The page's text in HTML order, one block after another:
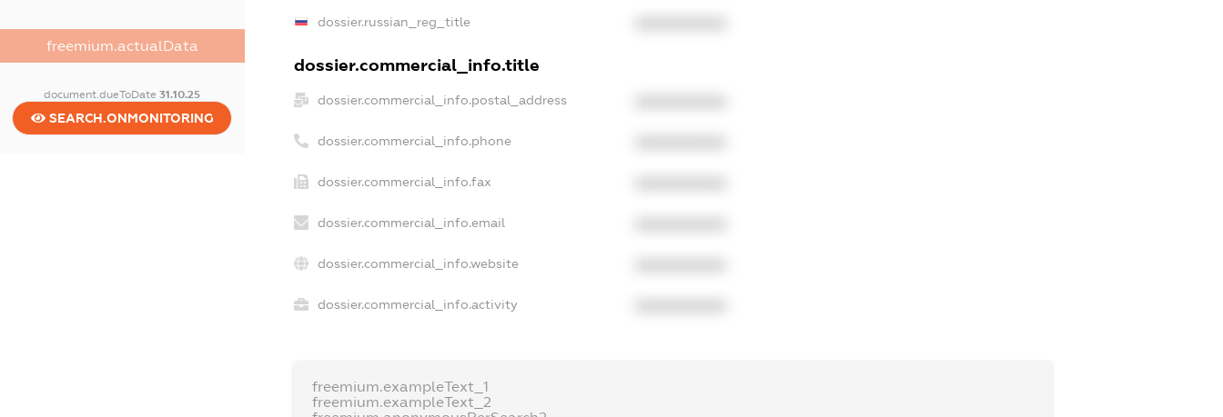
freemium.actualData
document.dueToDate31.10.25
SEARCH.ONMONITORING
dossier.russian_reg_title
dossier.commercial_info.title
dossier.commercial_info.postal_address
dossier.commercial_info.phone
dossier.commercial_info.fax
dossier.commercial_info.email
dossier.commercial_info.website
dossier.commercial_info.activity
freemium.exampleText_1
freemium.exampleText_2